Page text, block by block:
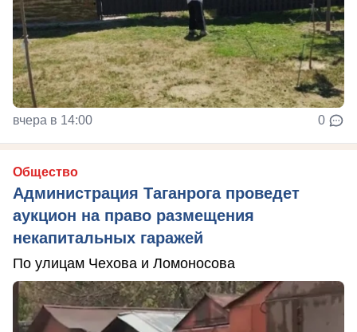
вчера в 14:00 0
Общество
Администрация Таганрога проведет
аукцион на право размещения
некапитальных гаражей
По улицам Чехова и Ломоносова